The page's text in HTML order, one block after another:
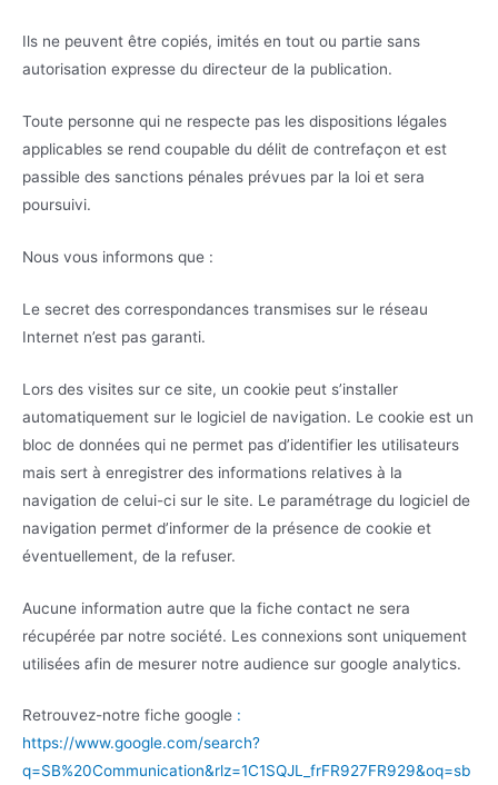
Ils ne peuvent être copiés, imités en tout ou partie sans
autorisation expresse du directeur de la publication.
Toute personne qui ne respecte pas les dispositions légales
applicables se rend coupable du délit de contrefaçon et est
passible des sanctions pénales prévues par la loi et sera
poursuivi.
Nous vous informons que :
Le secret des correspondances transmises sur le réseau
Internet n’est pas garanti.
Lors des visites sur ce site, un cookie peut s’installer
automatiquement sur le logiciel de navigation. Le cookie est un
bloc de données qui ne permet pas d’identifier les utilisateurs
mais sert à enregistrer des informations relatives à la
navigation de celui-ci sur le site. Le paramétrage du logiciel de
navigation permet d’informer de la présence de cookie et
éventuellement, de la refuser.
Aucune information autre que la fiche contact ne sera
récupérée par notre société. Les connexions sont uniquement
utilisées afin de mesurer notre audience sur google analytics.
Retrouvez-notre fiche google :
https://www.google.com/search?
q=SB%20Communication&rlz=1C1SQJL_frFR927FR929&oq=sb